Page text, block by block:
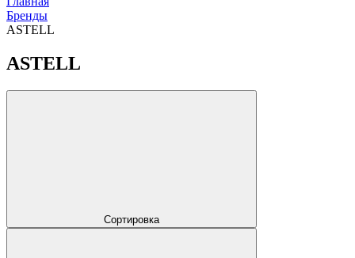
Бренды
ASTELL
ASTELL
Сортировка